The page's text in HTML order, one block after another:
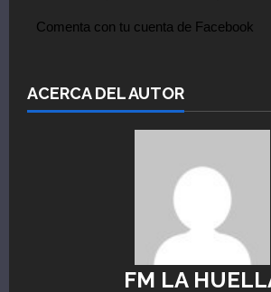
Comenta con tu cuenta de Facebook
ACERCA DEL AUTOR
FM LA